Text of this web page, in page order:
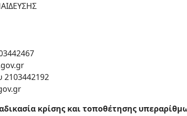
2103442192
κρίσης και τοποθέτησης